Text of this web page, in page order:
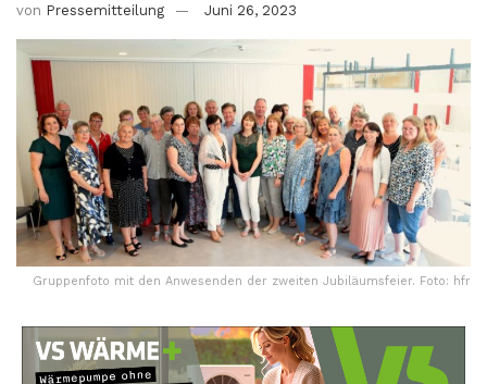
von Pressemitteilung Juni 26, 2023
Gruppenfoto mit den Anwesenden der zweiten Jubiläumsfeier. Foto: hfr